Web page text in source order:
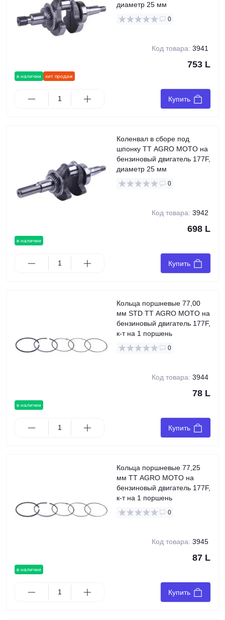
в наличии хит продаж
диаметр 25 мм
0
Код товара: 3941
753 L
Купить
в наличии
Коленвал в сборе под
шпонку TT AGRO MOTO на
бензиновый двигатель 177F,
диаметр 25 мм
0
Код товара: 3942
698 L
Купить
в наличии
Кольца поршневые 77,00
мм STD TT AGRO MOTO на
бензиновый двигатель 177F,
к-т на 1 поршень
0
Код товара: 3944
78 L
Купить
в наличии
Кольца поршневые 77,25
мм TT AGRO MOTO на
бензиновый двигатель 177F,
к-т на 1 поршень
0
Код товара: 3945
87 L
Купить